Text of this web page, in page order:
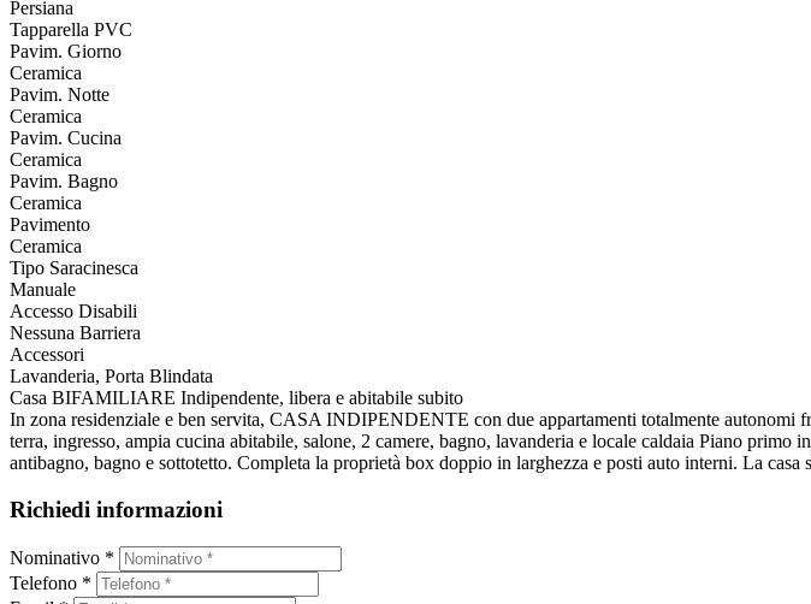
Persiana
Tapparella PVC
Pavim. Giorno
Ceramica
Pavim. Notte
Ceramica
Pavim. Cucina
Ceramica
Pavim. Bagno
Ceramica
Pavimento
Ceramica
Tipo Saracinesca
Manuale
Accesso Disabili
Nessuna Barriera
Accessori
Lavanderia, Porta Blindata
Casa BIFAMILIARE Indipendente, libera e abitabile subito
In zona residenziale e ben servita, CASA INDIPENDENTE con due appartamenti totalmente
terra, ingresso, ampia cucina abitabile, salone, 2 camere, bagno, lavanderia e locale caldaia Piano
antibagno, bagno e sottotetto. Completa la proprietà box doppio in larghezza e posti auto interni. La
Richiedi informazioni
Nominativo *
Telefono *